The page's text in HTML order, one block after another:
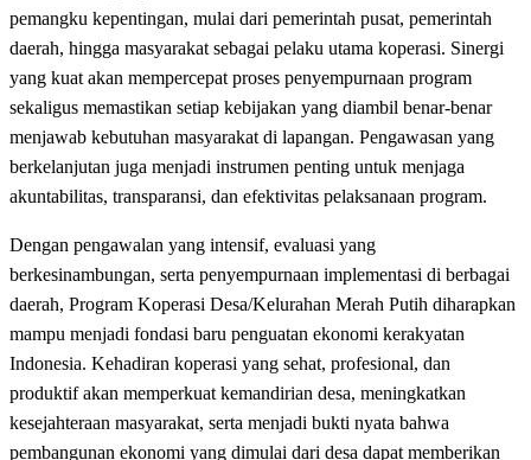
pemangku kepentingan, mulai dari pemerintah pusat, pemerintah
daerah, hingga masyarakat sebagai pelaku utama koperasi. Sinergi
yang kuat akan mempercepat proses penyempurnaan program
sekaligus memastikan setiap kebijakan yang diambil benar-benar
menjawab kebutuhan masyarakat di lapangan. Pengawasan yang
berkelanjutan juga menjadi instrumen penting untuk menjaga
akuntabilitas, transparansi, dan efektivitas pelaksanaan program.
Dengan pengawalan yang intensif, evaluasi yang
berkesinambungan, serta penyempurnaan implementasi di berbagai
daerah, Program Koperasi Desa/Kelurahan Merah Putih diharapkan
mampu menjadi fondasi baru penguatan ekonomi kerakyatan
Indonesia. Kehadiran koperasi yang sehat, profesional, dan
produktif akan memperkuat kemandirian desa, meningkatkan
kesejahteraan masyarakat, serta menjadi bukti nyata bahwa
pembangunan ekonomi yang dimulai dari desa dapat memberikan